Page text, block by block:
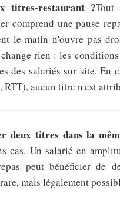
titres-restaurant ?Tout
comprend une pause
le matin n'ouvre pas
rien : les
des salariés sur site. En
RTT), aucun titre n'est
deux titres dans la
cas. Un salarié en
peut bénéficier de
mais légalement